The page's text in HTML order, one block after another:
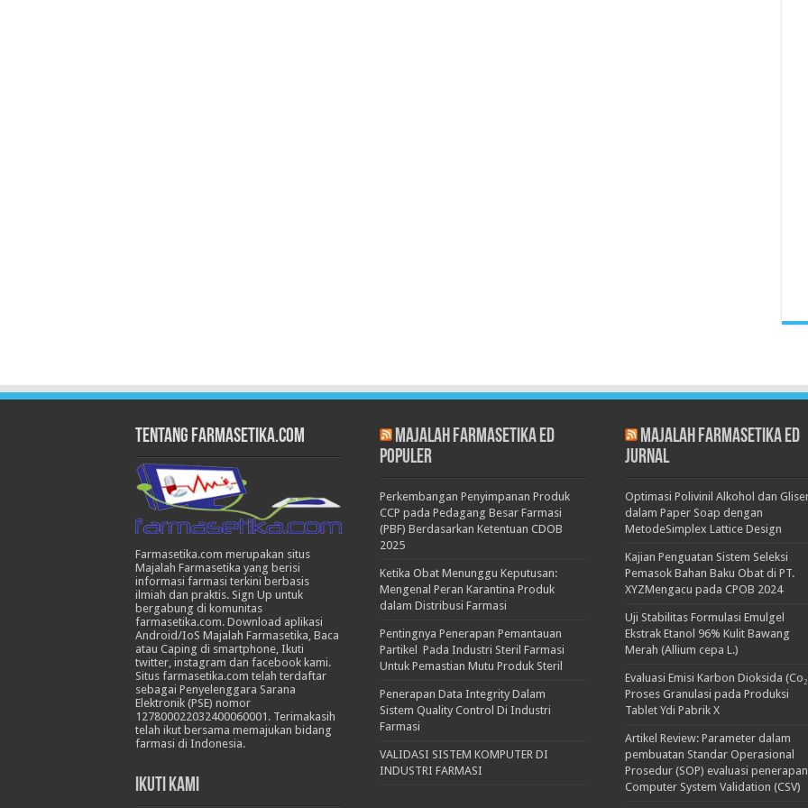
Tentang Farmasetika.com
Farmasetika.com merupakan situs
Majalah Farmasetika yang berisi
informasi farmasi terkini berbasis
ilmiah dan praktis. Sign Up untuk
bergabung di komunitas
farmasetika.com. Download aplikasi
Android/IoS Majalah Farmasetika, Baca
atau Caping di smartphone, Ikuti
twitter, instagram dan facebook kami.
Situs farmasetika.com telah terdaftar
sebagai Penyelenggara Sarana
Elektronik (PSE) nomor
127800022032400060001. Terimakasih
telah ikut bersama memajukan bidang
farmasi di Indonesia.
Ikuti Kami
Majalah Farmasetika Ed
Populer
Perkembangan Penyimpanan Produk
CCP pada Pedagang Besar Farmasi
(PBF) Berdasarkan Ketentuan CDOB
2025
Ketika Obat Menunggu Keputusan:
Mengenal Peran Karantina Produk
dalam Distribusi Farmasi
Pentingnya Penerapan Pemantauan
Partikel Pada Industri Steril Farmasi
Untuk Pemastian Mutu Produk Steril
Penerapan Data Integrity Dalam
Sistem Quality Control Di Industri
Farmasi
VALIDASI SISTEM KOMPUTER DI
INDUSTRI FARMASI
Majalah Farmasetika Ed
Jurnal
Optimasi Polivinil Alkohol dan
dalam Paper Soap dengan
MetodeSimplex Lattice Design
Kajian Penguatan Sistem Seleksi
Pemasok Bahan Baku Obat di PT.
XYZMengacu pada CPOB 2024
Uji Stabilitas Formulasi Emulgel
Ekstrak Etanol 96% Kulit Bawang
Merah (Allium cepa L.)
Evaluasi Emisi Karbon Dioksida
Proses Granulasi pada Produksi
Tablet Ydi Pabrik X
Artikel Review: Parameter dalam
pembuatan Standar Operasional
Prosedur (SOP) evaluasi penerapan
Computer System Validation (CSV)